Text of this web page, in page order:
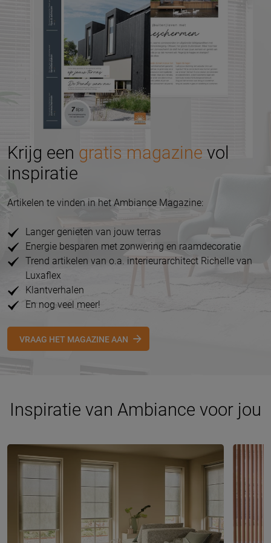
Krijg een gratis magazine vol
inspiratie
Artikelen te vinden in het Ambiance Magazine:
Langer genieten van jouw terras
Energie besparen met zonwering en raamdecoratie
Trend artikelen van o.a. interieurarchitect Richelle van
Luxaflex
Klantverhalen
En nog veel meer!
VRAAG HET MAGAZINE AAN
Inspiratie van Ambiance voor jou